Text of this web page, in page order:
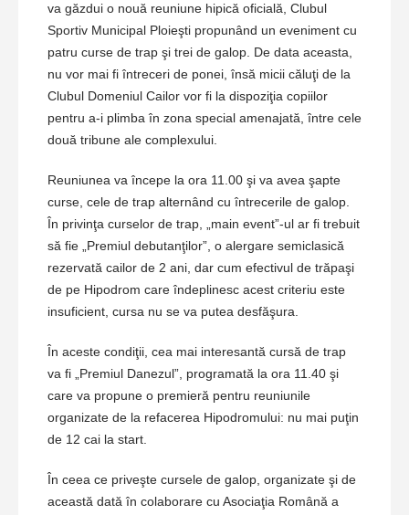
va găzdui o nouă reuniune hipică oficială, Clubul
Sportiv Municipal Ploieşti propunând un eveniment cu
patru curse de trap şi trei de galop. De data aceasta,
nu vor mai fi întreceri de ponei, însă micii căluţi de la
Clubul Domeniul Cailor vor fi la dispoziţia copiilor
pentru a-i plimba în zona special amenajată, între cele
două tribune ale complexului.
Reuniunea va începe la ora 11.00 şi va avea şapte
curse, cele de trap alternând cu întrecerile de galop.
În privinţa curselor de trap, „main event”-ul ar fi trebuit
să fie „Premiul debutanţilor”, o alergare semiclasică
rezervată cailor de 2 ani, dar cum efectivul de trăpaşi
de pe Hipodrom care îndeplinesc acest criteriu este
insuficient, cursa nu se va putea desfăşura.
În aceste condiţii, cea mai interesantă cursă de trap
va fi „Premiul Danezul”, programată la ora 11.40 şi
care va propune o premieră pentru reuniunile
organizate de la refacerea Hipodromului: nu mai puţin
de 12 cai la start.
În ceea ce priveşte cursele de galop, organizate şi de
această dată în colaborare cu Asociaţia Română a